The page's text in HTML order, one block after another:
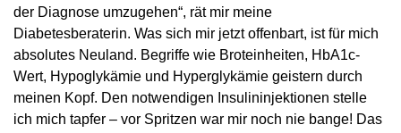
der Diagnose umzugehen“, rät mir meine
Diabetesberaterin. Was sich mir jetzt offenbart, ist für mich
absolutes Neuland. Begriffe wie Broteinheiten, HbA1c-
Wert, Hypoglykämie und Hyperglykämie geistern durch
meinen Kopf. Den notwendigen Insulininjektionen stelle
ich mich tapfer – vor Spritzen war mir noch nie bange! Das